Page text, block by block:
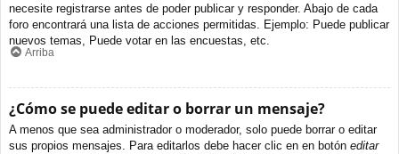
necesite registrarse antes de poder publicar y responder. Abajo de cada
foro encontrará una lista de acciones permitidas. Ejemplo: Puede publicar
nuevos temas, Puede votar en las encuestas, etc.
Arriba
¿Cómo se puede editar o borrar un mensaje?
A menos que sea administrador o moderador, solo puede borrar o editar
sus propios mensajes. Para editarlos debe hacer clic en en botón editar